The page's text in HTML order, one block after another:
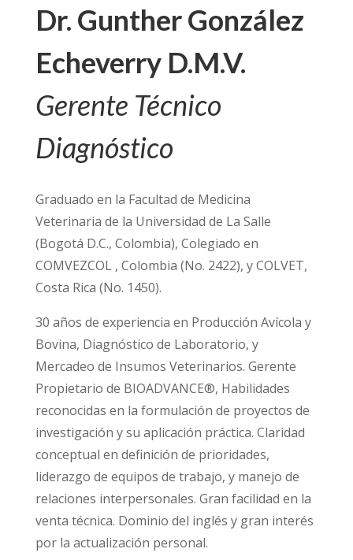
Dr. Gunther González
Echeverry D.M.V.
Gerente Técnico
Diagnóstico
Graduado en la Facultad de Medicina
Veterinaria de la Universidad de La Salle
(Bogotá D.C., Colombia), Colegiado en
COMVEZCOL , Colombia (No. 2422), y COLVET,
Costa Rica (No. 1450).
30 años de experiencia en Producción Avícola y
Bovina, Diagnóstico de Laboratorio, y
Mercadeo de Insumos Veterinarios. Gerente
Propietario de BIOADVANCE®, Habilidades
reconocidas en la formulación de proyectos de
investigación y su aplicación práctica. Claridad
conceptual en definición de prioridades,
liderazgo de equipos de trabajo, y manejo de
relaciones interpersonales. Gran facilidad en la
venta técnica. Dominio del inglés y gran interés
por la actualización personal.